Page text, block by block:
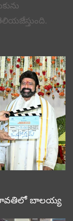
బాలయ్య